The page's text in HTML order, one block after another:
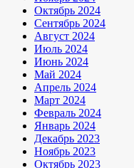
Октябрь 2024
Сентябрь 2024
Август 2024
Июль 2024
Июнь 2024
Май 2024
Апрель 2024
Март 2024
Февраль 2024
Январь 2024
Декабрь 2023
Ноябрь 2023
Октябрь 2023